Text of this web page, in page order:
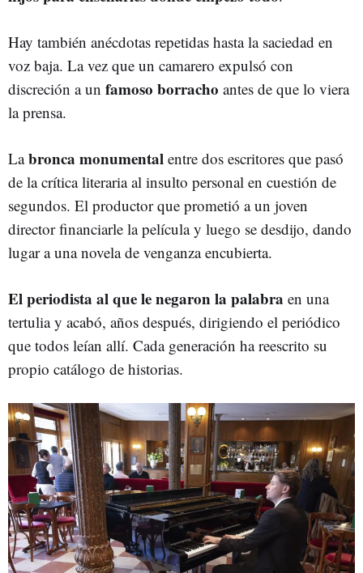
Hay también anécdotas repetidas hasta la saciedad en
voz baja. La vez que un camarero expulsó con
discreción a un famoso borracho antes de que lo viera
la prensa.
Labronca monumental entre dos escritores que pasó
de la crítica literaria al insulto personal en cuestión de
segundos. El productor que prometió a un joven
director financiarle la película y luego se desdijo, dando
lugar a una novela de venganza encubierta.
El periodista al que le negaron la palabra en una
tertulia y acabó, años después, dirigiendo el periódico
que todos leían allí. Cada generación ha reescrito su
propio catálogo de historias.